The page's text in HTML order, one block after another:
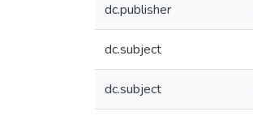
dc.publisher
dc.subject
dc.subject